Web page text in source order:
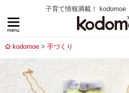
子育て情報満載！ kodomoe
kodomoe 手づくり